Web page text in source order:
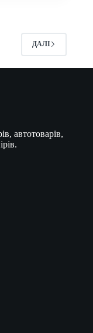
ДАЛІ
автотоварів,